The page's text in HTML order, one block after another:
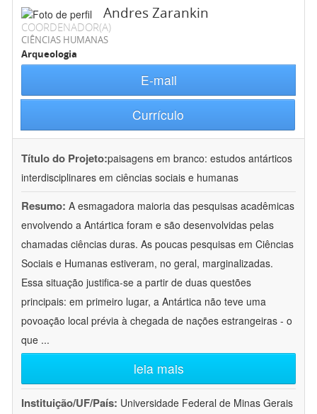
Andres Zarankin
COORDENADOR(A)
CIÊNCIAS HUMANAS
Arqueologia
E-mail
Currículo
Título do Projeto:paisagens em branco: estudos antárticos
interdisciplinares em ciências sociais e humanas
Resumo: A esmagadora maioria das pesquisas acadêmicas
envolvendo a Antártica foram e são desenvolvidas pelas
chamadas ciências duras. As poucas pesquisas em Ciências
Sociais e Humanas estiveram, no geral, marginalizadas.
Essa situação justifica-se a partir de duas questões
principais: em primeiro lugar, a Antártica não teve uma
povoação local prévia à chegada de nações estrangeiras - o
que ...
leia mais
Instituição/UF/País: Universidade Federal de Minas Gerais